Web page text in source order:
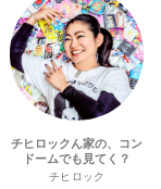
チヒロックん家の、コン
ドームでも見てく？
チヒロック